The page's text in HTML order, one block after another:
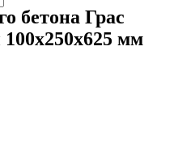
бетона Грас
мм